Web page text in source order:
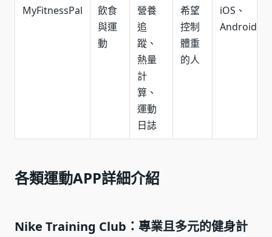
MyFitnessPal
飲食
與運
動
營養
追
蹤、
熱量
計
算、
運動
日誌
希望
控制
體重
的人
iOS、
Android
各類運動APP詳細介紹
Nike Training Club：專業且多元的健身計